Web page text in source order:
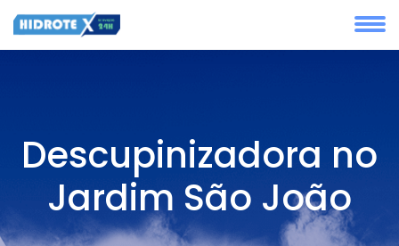
Descupinizadora no
Jardim São João